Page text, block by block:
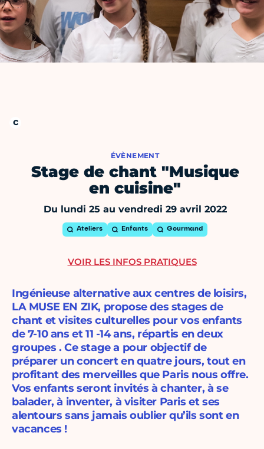
ÉVÈNEMENT
Stage de chant "Musique
en cuisine"
Du lundi 25 au vendredi 29 avril 2022
Ateliers Enfants Gourmand
Ingénieuse alternative aux centres de loisirs,
LA MUSE EN ZIK, propose des stages de
chant et visites culturelles pour vos enfants
de 7-10 ans et 11 -14 ans, répartis en deux
groupes . Ce stage a pour objectif de
préparer un concert en quatre jours, tout en
profitant des merveilles que Paris nous offre.
Vos enfants seront invités à chanter, à se
balader, à inventer, à visiter Paris et ses
alentours sans jamais oublier qu’ils sont en
vacances !
VOIR LES INFOS PRATIQUES